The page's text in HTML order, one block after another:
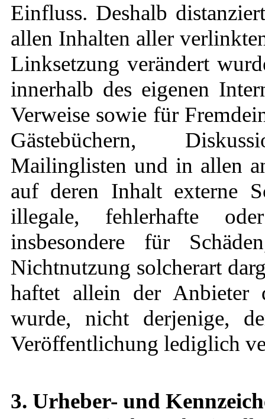
Einfluss. Deshalb
allen Inhalten aller
Linksetzung verändert
innerhalb des eigenen
Verweise sowie für
Gästebüchern,
Mailinglisten und in allen
auf deren Inhalt externe
illegale, fehlerhafte
insbesondere für
Nichtnutzung solcherart
haftet allein der Anbieter
wurde, nicht derjenige,
Veröffentlichung lediglich
3. Urheber- und